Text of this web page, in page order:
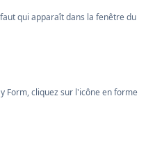
qui apparaît dans la fenêtre du
Form, cliquez sur l'icône en forme